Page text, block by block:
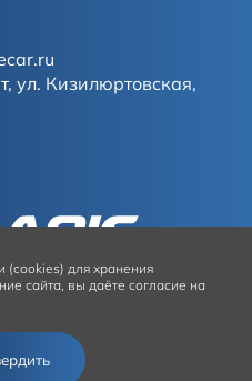
ул. Кизилюртовская,
(cookies) для хранения
сайта, вы даёте согласие на